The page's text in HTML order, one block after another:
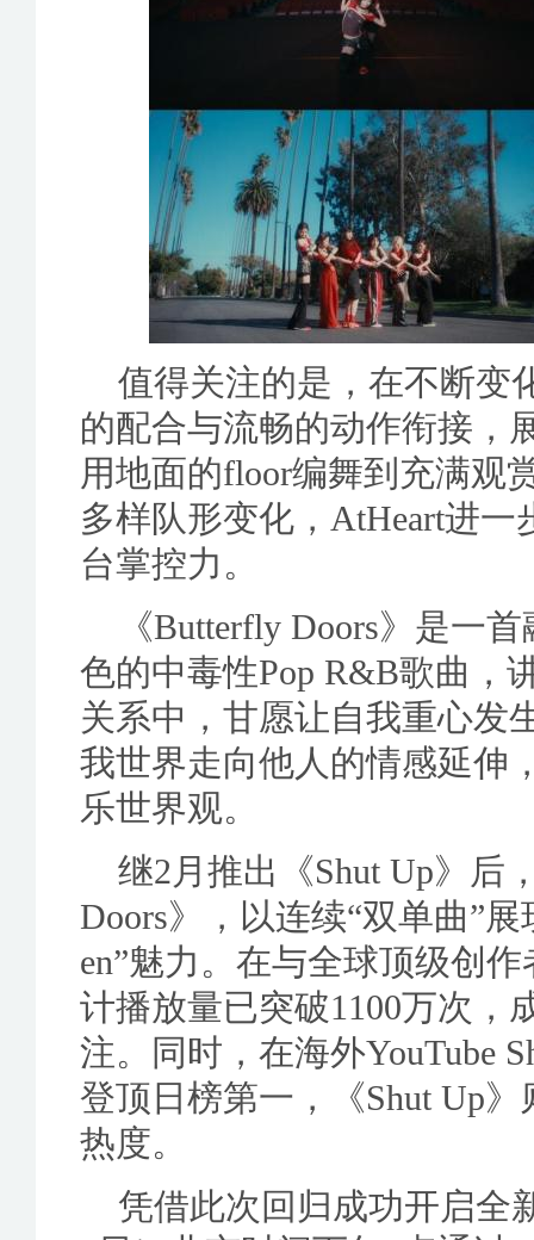
值得关注的是，在不断变
的配合与流畅的动作衔接，
用地面的floor编舞到充满观
多样队形变化，AtHeart进
台掌控力。
《Butterfly Doors》是一
色的中毒性Pop R&B歌曲，
关系中，甘愿让自我重心发
我世界走向他人的情感延伸
乐世界观。
继2月推出《Shut Up》后
Doors》，以连续“双单曲”
en”魅力。在与全球顶级创
计播放量已突破1100万次，
注。同时，在海外YouTube
登顶日榜第一，《Shut Up
热度。
凭借此次回归成功开启全